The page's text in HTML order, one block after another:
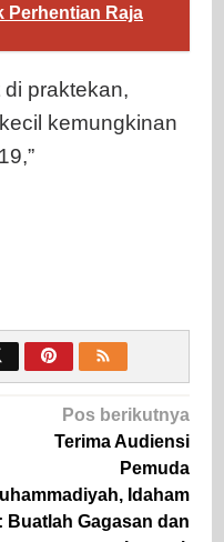
Perhentian Raja
di praktekan,
kemungkinan
Pos berikutnya
Terima Audiensi
Pemuda
Idaham
: Buatlah Gagasan dan